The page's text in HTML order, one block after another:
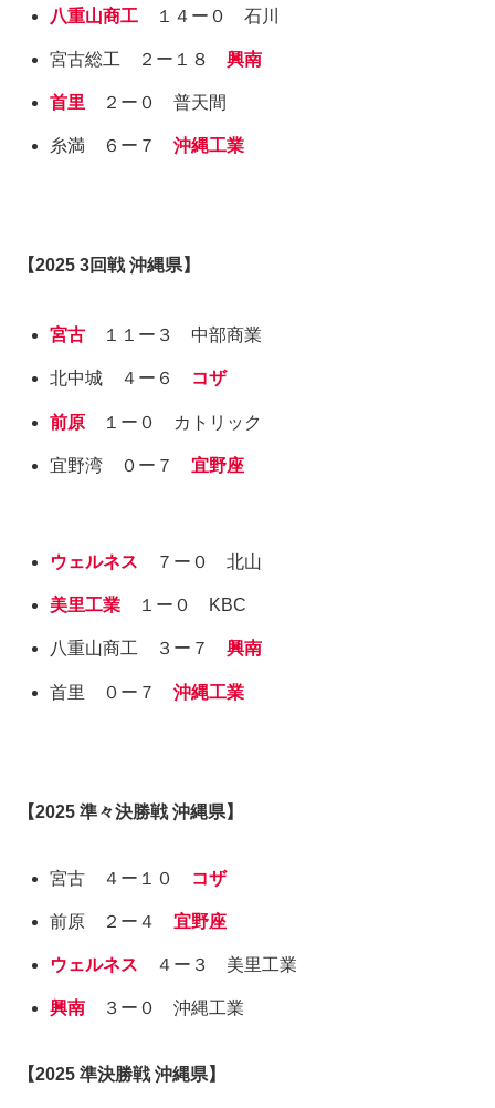
八重山商工 １４ー０ 石川
宮古総工 ２ー１８興南
首里 ２ー０ 普天間
糸満 ６ー７沖縄工業
【2025 3回戦沖縄県】
宮古 １１ー３ 中部商業
北中城 ４ー６ コザ
前原 １ー０ カトリック
宜野湾 ０ー７宜野座
ウェルネス ７ー０ 北山
美里工業 １ー０ KBC
八重山商工 ３ー７興南
首里 ０ー７沖縄工業
【2025 準々決勝戦沖縄県】
宮古 ４ー１０ コザ
前原 ２ー４宜野座
ウェルネス ４ー３ 美里工業
興南 ３ー０ 沖縄工業
【2025 準決勝戦沖縄県】